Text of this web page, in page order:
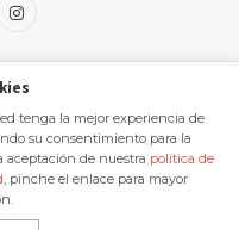
I
s
t
a
g
Angel Delgado Garcia
tenga la mejor experiencia de
su consentimiento para la
aceptación de nuestra política de
, pinche el enlace para mayor